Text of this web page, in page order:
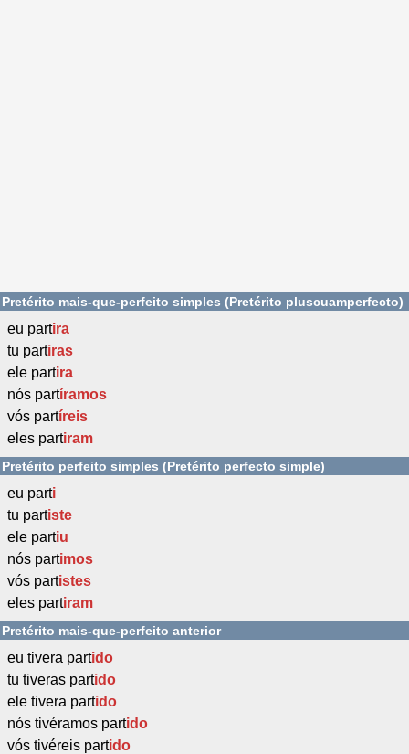
Pretérito mais-que-perfeito simples (Pretérito pluscuamperfecto)
eu partira
tu partiras
ele partira
nós partíramos
vós partíreis
eles partiram
Pretérito perfeito simples (Pretérito perfecto simple)
eu parti
tu partiste
ele partiu
nós partimos
vós partistes
eles partiram
Pretérito mais-que-perfeito anterior
eu tivera partido
tu tiveras partido
ele tivera partido
nós tivéramos partido
vós tivéreis partido